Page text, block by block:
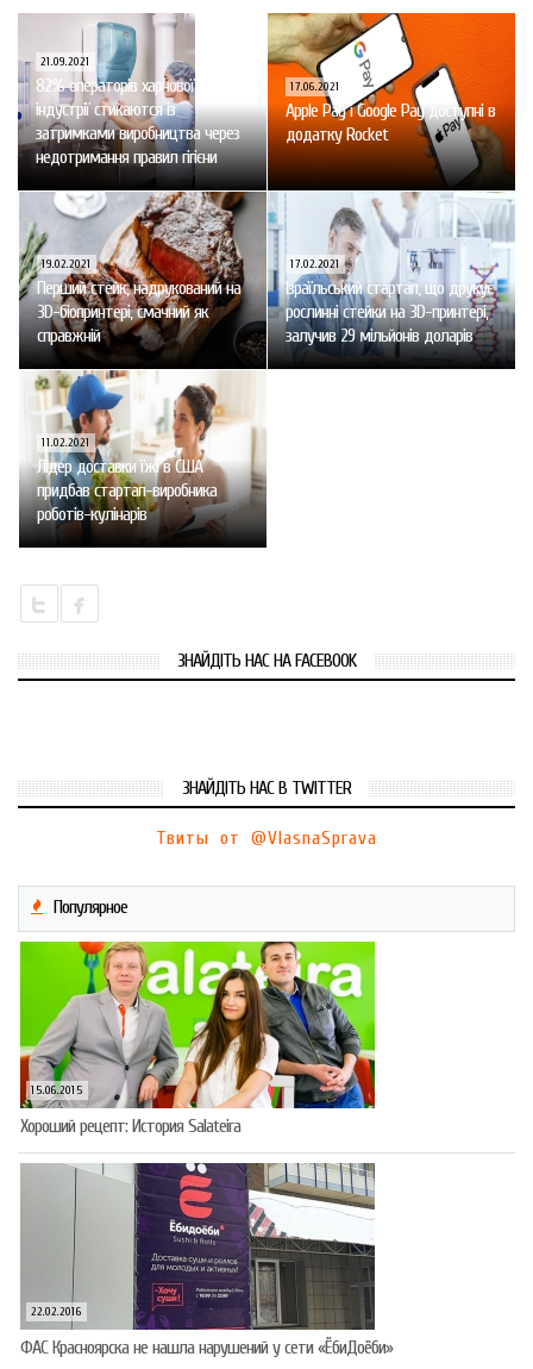
21.09.2021
82% операторів харчової
індустрії стикаются із
затримками виробництва через
недотримання правил гігієни
17.06.2021
Apple Pay і Google Pay доступні в
додатку Rocket
19.02.2021
Перший стейк, надрукований на
3D-біопринтері, смачний як
справжній
17.02.2021
Ізраїльський стартап, що друкує
рослинні стейки на 3D-принтері,
залучив 29 мільйонів доларів
11.02.2021
Лідер доставки їжі в США
придбав стартап-виробника
роботів-кулінарів
ЗНАЙДІТЬ НАС НА FACEBOOK
ЗНАЙДІТЬ НАС В TWITTER
Твиты от @VlasnaSprava
Популярное
15.06.2015
Хороший рецепт: История Salateira
22.02.2016
ФАС Красноярска не нашла нарушений у сети «ЁбиДоёби»